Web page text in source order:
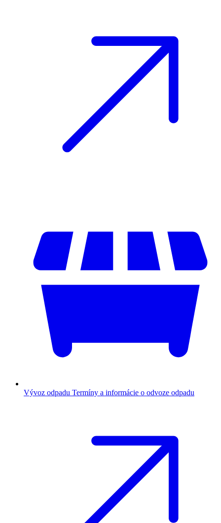
Vývoz odpadu Termíny a informácie o odvoze odpadu